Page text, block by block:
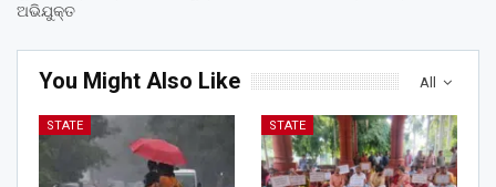
ଅଭିଯୁକ୍ତ
All
You Might Also Like
STATE STATE